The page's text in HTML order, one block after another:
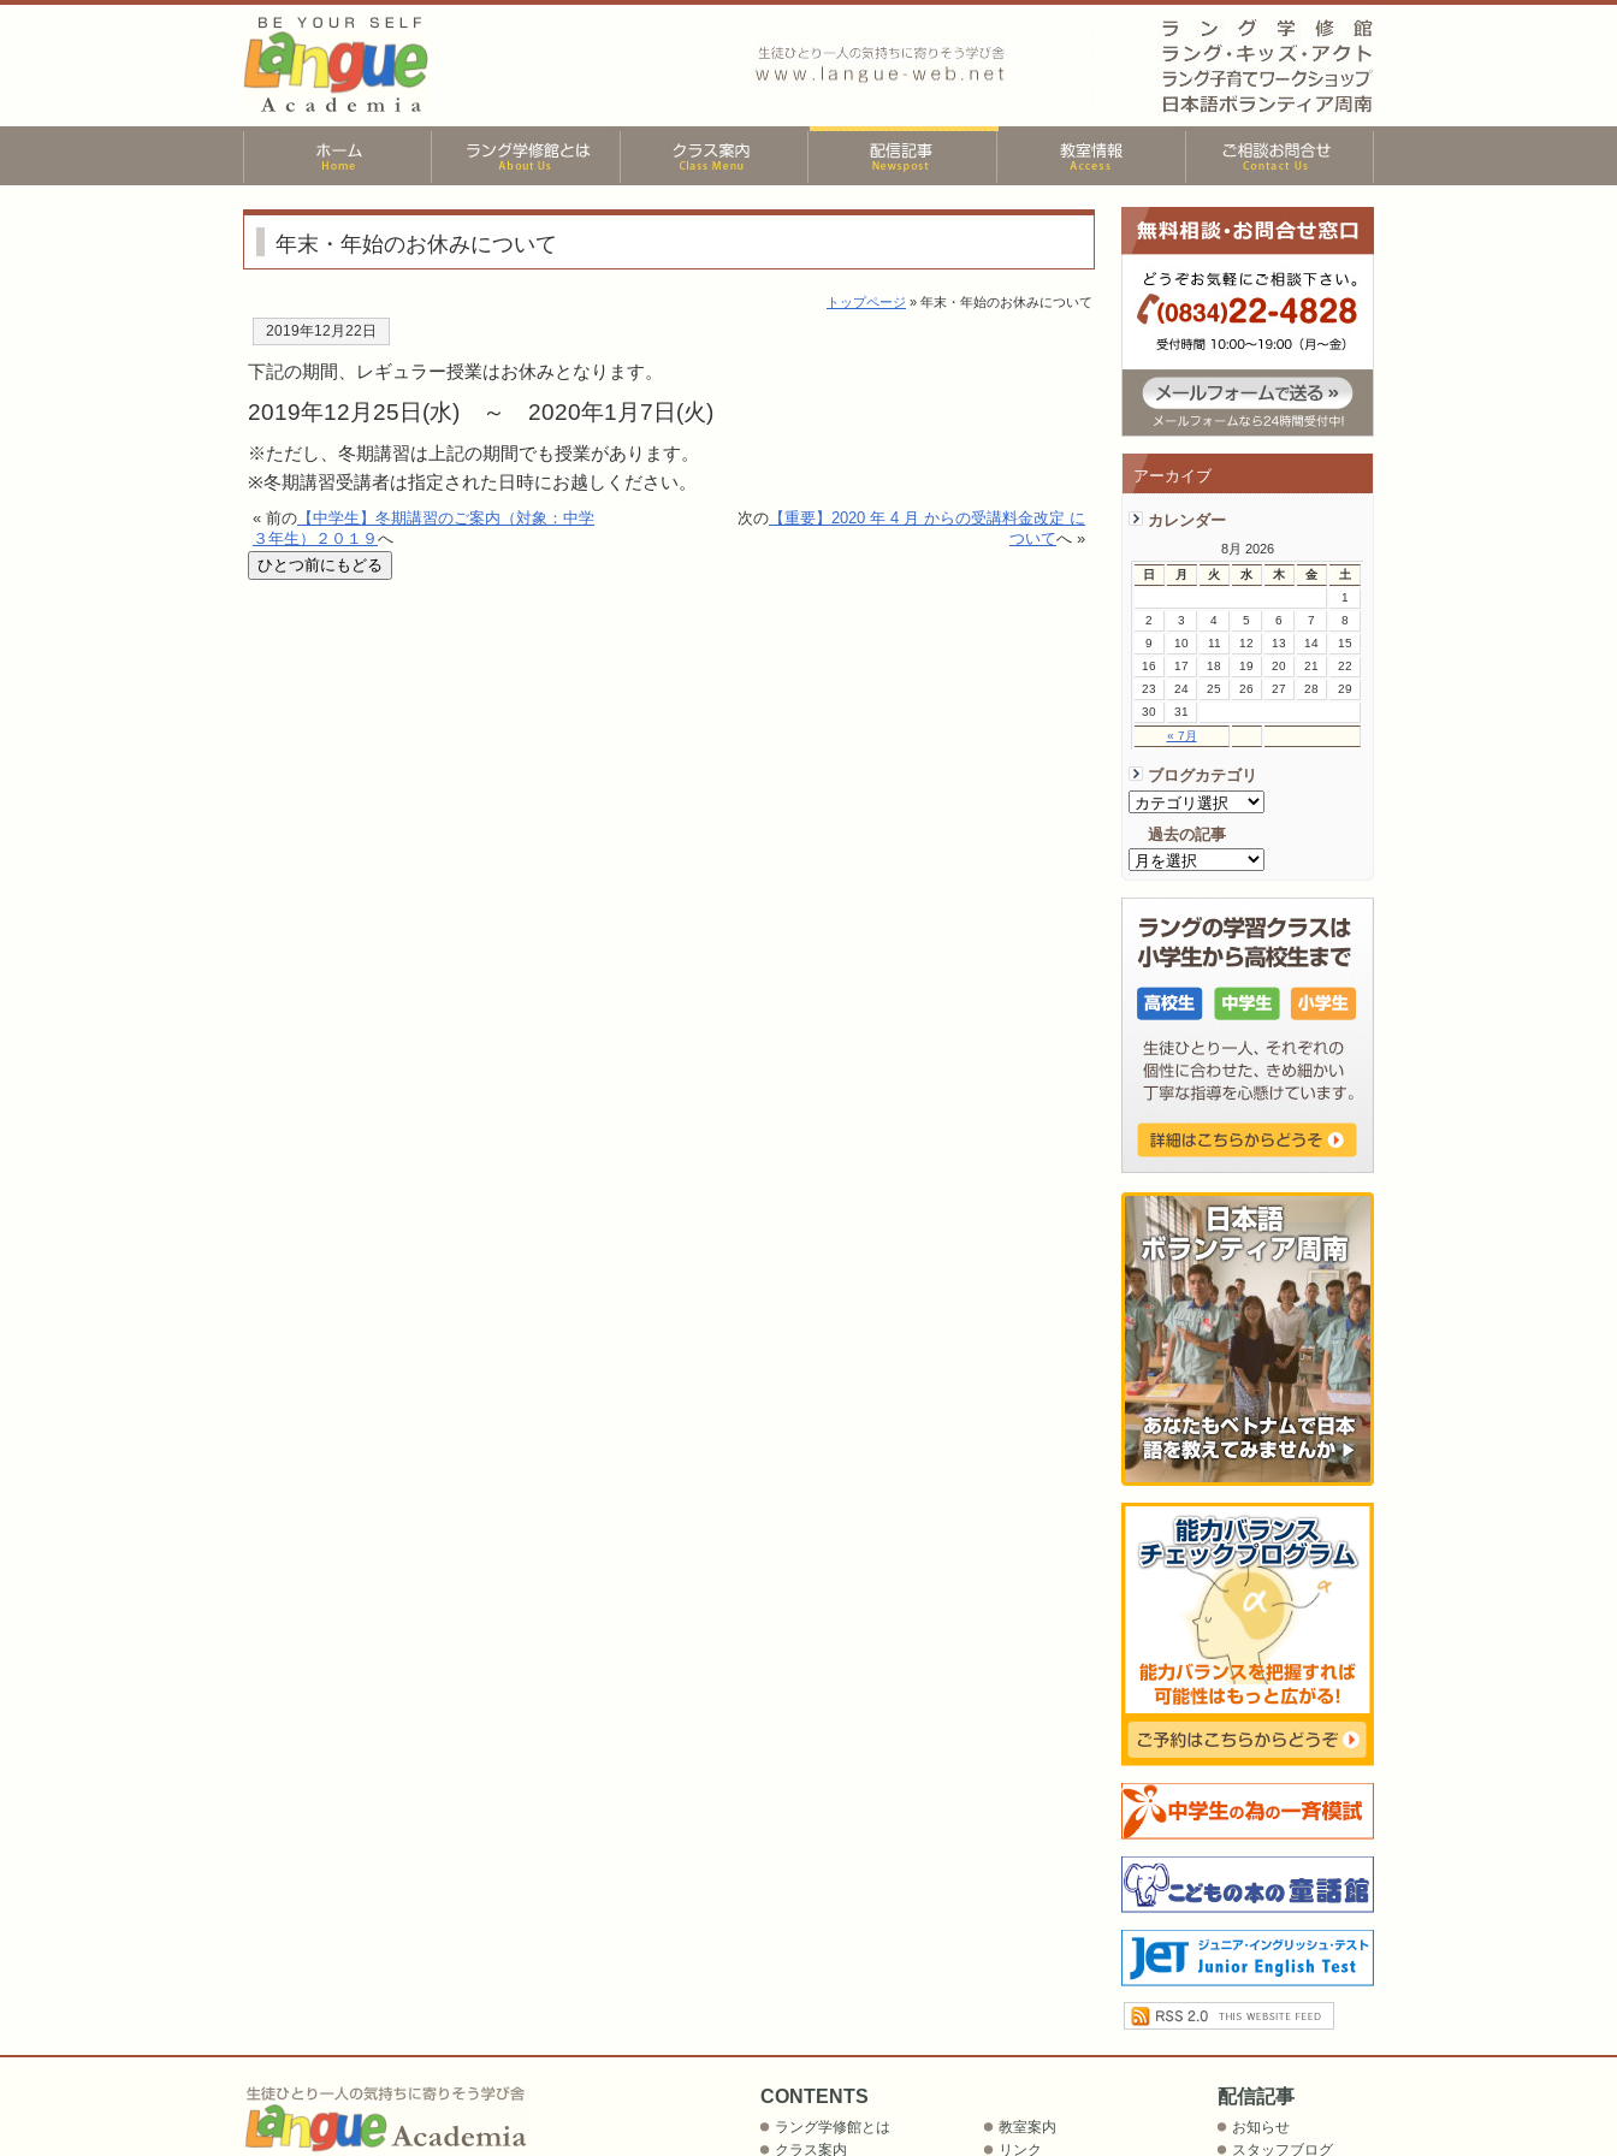
アーカイブ
カレンダー
8月 2026
日 月 火 水 木 金 土
« 7月
1
2
3 4 5 6 7
8
9
10 11 12 13 14
15
16
17 18 19 20 21
22
23
24 25 26 27 28
29
30
31
ブログカテゴリ
過去の記事
年末・年始のお休みについて
トップページ » 年末・年始のお休みについて
2019年12月22日
下記の期間、レギュラー授業はお休みとなります。
2019年12月25日(水) ～ 2020年1月7日(火)
※ただし、冬期講習は上記の期間でも授業があります。
※冬期講習受講者は指定された日時にお越しください。
« 前の 【中学生】冬期講習のご案内（対象：中学
３年生）２０１９ へ
次の 【重要】2020 年 4 月 からの受講料金改定 に
ついてへ »
CONTENTS
ラング学修館とは
クラス案内
教室案内
リンク
配信記事
お知らせ
スタッフブログ